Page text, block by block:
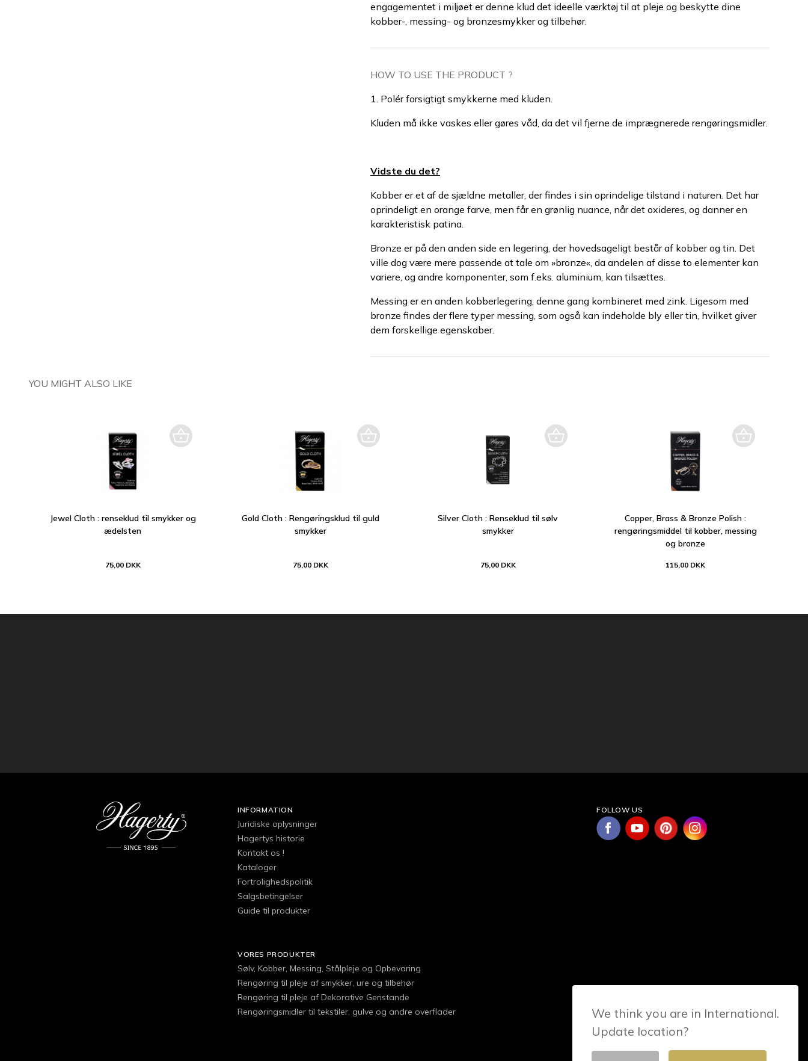
engagementet i miljøet er denne klud det ideelle værktøj til at pleje og beskytte dine
kobber-, messing- og bronzesmykker og tilbehør.
HOW TO USE THE PRODUCT ?
1. Polér forsigtigt smykkerne med kluden.
Kluden må ikke vaskes eller gøres våd, da det vil fjerne de imprægnerede rengøringsmidler.
Vidste du det?
Kobber er et af de sjældne metaller, der findes i sin oprindelige tilstand i naturen. Det har
oprindeligt en orange farve, men får en grønlig nuance, når det oxideres, og danner en
karakteristisk patina.
Bronze er på den anden side en legering, der hovedsageligt består af kobber og tin. Det
ville dog være mere passende at tale om »bronze«, da andelen af disse to elementer kan
variere, og andre komponenter, som f.eks. aluminium, kan tilsættes.
Messing er en anden kobberlegering, denne gang kombineret med zink. Ligesom med
bronze findes der flere typer messing, som også kan indeholde bly eller tin, hvilket giver
dem forskellige egenskaber.
YOU MIGHT ALSO LIKE
Jewel Cloth : renseklud til smykker og
ædelsten
75,00 DKK
Gold Cloth : Rengøringsklud til guld
smykker
75,00 DKK
Silver Cloth : Renseklud til sølv
smykker
75,00 DKK
Copper, Brass & Bronze Polish :
rengøringsmiddel til kobber, messing
og bronze
115,00 DKK
INFORMATION
Juridiske oplysninger
Hagertys historie
Kontakt os !
Kataloger
Fortrolighedspolitik
Salgsbetingelser
Guide til produkter
VORES PRODUKTER
Sølv, Kobber, Messing, Stålpleje og Opbevaring
Rengøring til pleje af smykker, ure og tilbehør
Rengøring til pleje af Dekorative Genstande
Rengøringsmidler til tekstiler, gulve og andre overflader
FOLLOW US
We think you are in International.
Update location?